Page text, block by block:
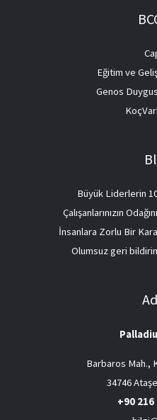
Eğitim ve
Genos
Büyük Liderlerin
Çalışanlarınızın
İnsanlara Zorlu Bir
Olumsuz geri
Barbaros Mah.,
34746
+90 216